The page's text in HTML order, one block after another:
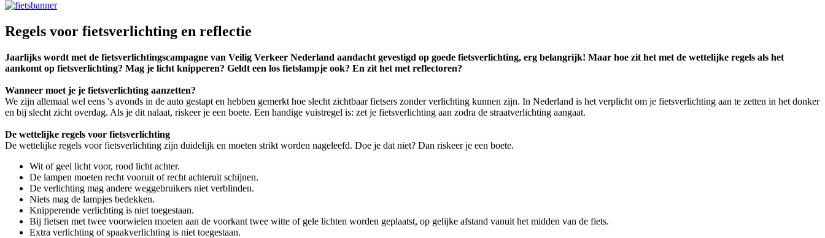
Regels voor fietsverlichting en reflectie
Jaarlijks wordt met de fietsverlichtingscampagne van Veilig Verkeer Nederland aandacht gevestigd op goede fietsverlichting, erg belangrijk! Maar hoe zit het met de wettelijke regels als het
aankomt op fietsverlichting? Mag je licht knipperen? Geldt een los fietslampje ook? En zit het met reflectoren?
Wanneer moet je je fietsverlichting aanzetten?
We zijn allemaal wel eens 's avonds in de auto gestapt en hebben gemerkt hoe slecht zichtbaar fietsers zonder verlichting kunnen zijn. In Nederland is het verplicht om je fietsverlichting aan te zetten in het donker
en bij slecht zicht overdag. Als je dit nalaat, riskeer je een boete. Een handige vuistregel is: zet je fietsverlichting aan zodra de straatverlichting aangaat.
De wettelijke regels voor fietsverlichting
De wettelijke regels voor fietsverlichting zijn duidelijk en moeten strikt worden nageleefd. Doe je dat niet? Dan riskeer je een boete.
Wit of geel licht voor, rood licht achter.
De lampen moeten recht vooruit of recht achteruit schijnen.
De verlichting mag andere weggebruikers niet verblinden.
Niets mag de lampjes bedekken.
Knipperende verlichting is niet toegestaan.
Bij fietsen met twee voorwielen moeten aan de voorkant twee witte of gele lichten worden geplaatst, op gelijke afstand vanuit het midden van de fiets.
Extra verlichting of spaakverlichting is niet toegestaan.